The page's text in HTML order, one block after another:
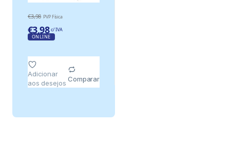
€3,98 PVP Física
€3,98 c/ IVA
ONLINE
Adicionar
aos desejos
Comparar